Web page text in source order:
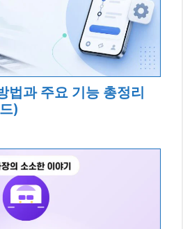
법과 주요 기능 총정리
)